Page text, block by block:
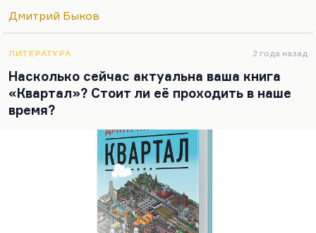
примерно сельской. Стоит проехать три минуты,
почти центре города. Соответственно, ощущения
провинции у меня нет потому, что я ведь всегда
жил, очень много времени проводил в Чепелеве,
на даче своей. Или в «Березках», любимом
пансионате. И у меня ровно такой же пейзаж
здесь, ровно с теми же грибами. Но проблема в
том, что до Чепелева час ехать, а иногда и два, в
Дмитрий Быков
ЛИТЕРАТУРА 2 года назад
Насколько сейчас актуальна ваша книга
«Квартал»? Стоит ли её проходить в наше
время?